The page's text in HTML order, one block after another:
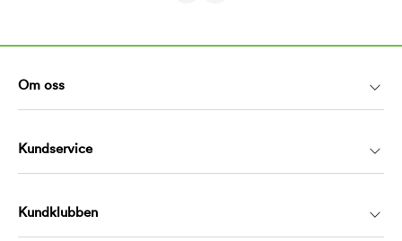
Om oss
Kundservice
Kundklubben